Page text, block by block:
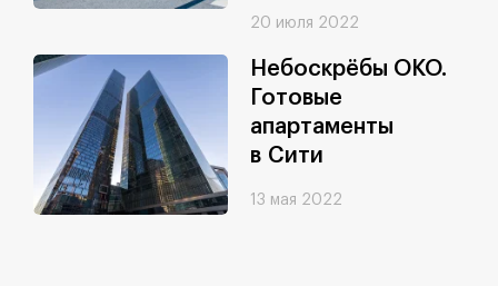
20 июля 2022
Небоскрёбы ОКО.
Готовые
апартаменты
в Сити
13 мая 2022